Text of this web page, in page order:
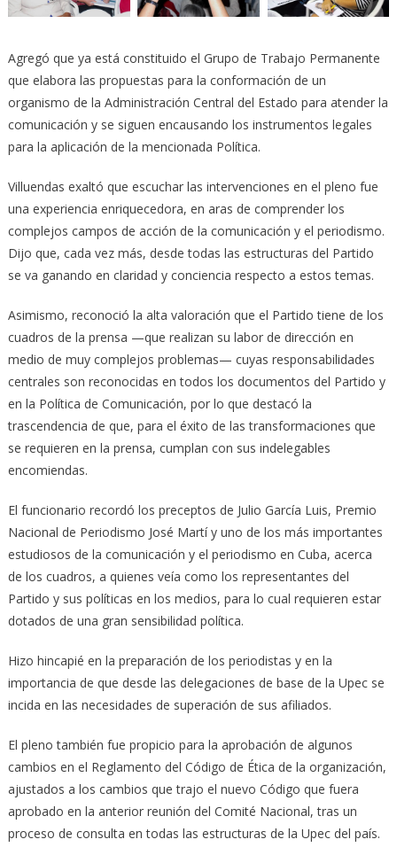
Agregó que ya está constituido el Grupo de Trabajo Permanente
que elabora las propuestas para la conformación de un
organismo de la Administración Central del Estado para atender la
comunicación y se siguen encausando los instrumentos legales
para la aplicación de la mencionada Política.
Villuendas exaltó que escuchar las intervenciones en el pleno fue
una experiencia enriquecedora, en aras de comprender los
complejos campos de acción de la comunicación y el periodismo.
Dijo que, cada vez más, desde todas las estructuras del Partido
se va ganando en claridad y conciencia respecto a estos temas.
Asimismo, reconoció la alta valoración que el Partido tiene de los
cuadros de la prensa —que realizan su labor de dirección en
medio de muy complejos problemas— cuyas responsabilidades
centrales son reconocidas en todos los documentos del Partido y
en la Política de Comunicación, por lo que destacó la
trascendencia de que, para el éxito de las transformaciones que
se requieren en la prensa, cumplan con sus indelegables
encomiendas.
El funcionario recordó los preceptos de Julio García Luis, Premio
Nacional de Periodismo José Martí y uno de los más importantes
estudiosos de la comunicación y el periodismo en Cuba, acerca
de los cuadros, a quienes veía como los representantes del
Partido y sus políticas en los medios, para lo cual requieren estar
dotados de una gran sensibilidad política.
Hizo hincapié en la preparación de los periodistas y en la
importancia de que desde las delegaciones de base de la Upec se
incida en las necesidades de superación de sus afiliados.
El pleno también fue propicio para la aprobación de algunos
cambios en el Reglamento del Código de Ética de la organización,
ajustados a los cambios que trajo el nuevo Código que fuera
aprobado en la anterior reunión del Comité Nacional, tras un
proceso de consulta en todas las estructuras de la Upec del país.